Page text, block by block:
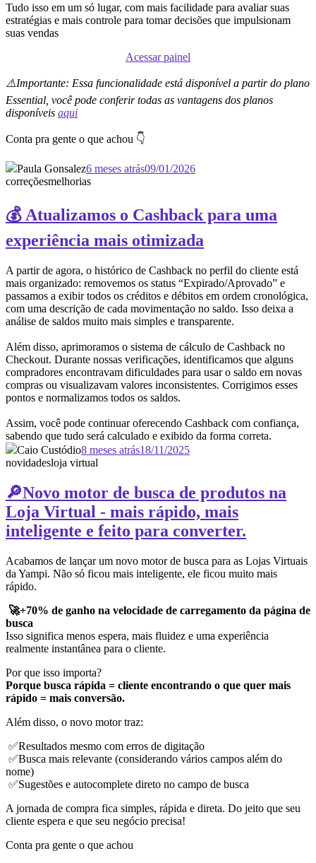
Tudo isso em um só lugar, com mais facilidade para avaliar suas
estratégias e mais controle para tomar decisões que impulsionam
suas vendas
Acessar painel
⚠️Importante: Essa funcionalidade está disponível a partir do plano
Essential, você pode conferir todas as vantagens dos planos
disponíveis aqui
Conta pra gente o que achou 👇
Paula Gonsalez6 meses atrás09/01/2026
correçõesmelhorias
💰 Atualizamos o Cashback para uma
experiência mais otimizada
A partir de agora, o histórico de Cashback no perfil do cliente está
mais organizado: removemos os status “Expirado/Aprovado” e
passamos a exibir todos os créditos e débitos em ordem cronológica,
com uma descrição de cada movimentação no saldo. Isso deixa a
análise de saldos muito mais simples e transparente.
Além disso, aprimoramos o sistema de cálculo de Cashback no
Checkout. Durante nossas verificações, identificamos que alguns
compradores encontravam dificuldades para usar o saldo em novas
compras ou visualizavam valores inconsistentes. Corrigimos esses
pontos e normalizamos todos os saldos.
Assim, você pode continuar oferecendo Cashback com confiança,
sabendo que tudo será calculado e exibido da forma correta.
Caio Custódio8 meses atrás18/11/2025
novidadesloja virtual
🔎Novo motor de busca de produtos na
Loja Virtual - mais rápido, mais
inteligente e feito para converter.
Acabamos de lançar um novo motor de busca para as Lojas Virtuais
da Yampi. Não só ficou mais inteligente, ele ficou muito mais
rápido.
🚀+70% de ganho na velocidade de carregamento da página de
busca
Isso significa menos espera, mais fluidez e uma experiência
realmente instantânea para o cliente.
Por que isso importa?
Porque busca rápida = cliente encontrando o que quer mais
rápido = mais conversão.
Além disso, o novo motor traz:
✅Resultados mesmo com erros de digitação
✅Busca mais relevante (considerando vários campos além do
nome)
✅Sugestões e autocomplete direto no campo de busca
A jornada de compra fica simples, rápida e direta. Do jeito que seu
cliente espera e que seu negócio precisa!
Conta pra gente o que achou